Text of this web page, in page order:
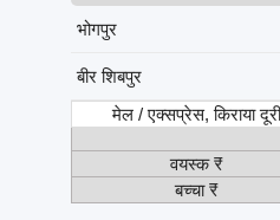
भोगपुर
बीर शिबपुर
मेल / एक्सप्रेस, किराया
वयस्क ₹
बच्चा ₹